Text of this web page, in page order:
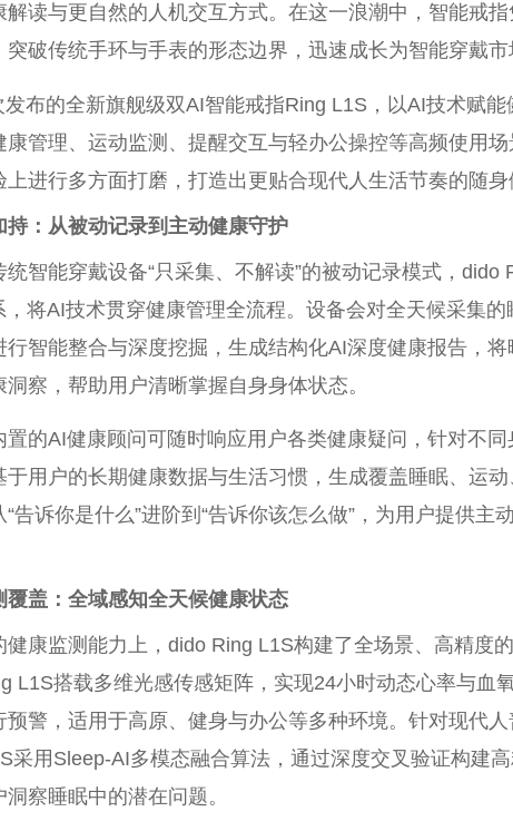
解读与更自然的人机交互方式。在这一浪潮中，智能戒
突破传统手环与手表的形态边界，迅速成长为智能穿戴市
发布的全新旗舰级双AI智能戒指Ring L1S，以AI技术赋
康管理、运动监测、提醒交互与轻办公操控等高频使用
上进行多方面打磨，打造出更贴合现代人生活节奏的随身
持：从被动记录到主动健康守护
统智能穿戴设备“只采集、不解读”的被动记录模式，dido
，将AI技术贯穿健康管理全流程。设备会对全天候采集
行智能整合与深度挖掘，生成结构化AI深度健康报告，
洞察，帮助用户清晰掌握自身身体状态。
置的AI健康顾问可随时响应用户各类健康疑问，针对不
于用户的长期健康数据与生活习惯，生成覆盖睡眠、运
告诉你是什么”进阶到“告诉你该怎么做”，为用户提供主
覆盖：全域感知全天候健康状态
健康监测能力上，dido Ring L1S构建了全场景、高精度
L1S搭载多维光感传感矩阵，实现24小时动态心率与血
预警，适用于高原、健身与办公等多种环境。针对现代人
采用Sleep-AI多模态融合算法，通过深度交叉验证构建
察睡眠中的潜在问题。